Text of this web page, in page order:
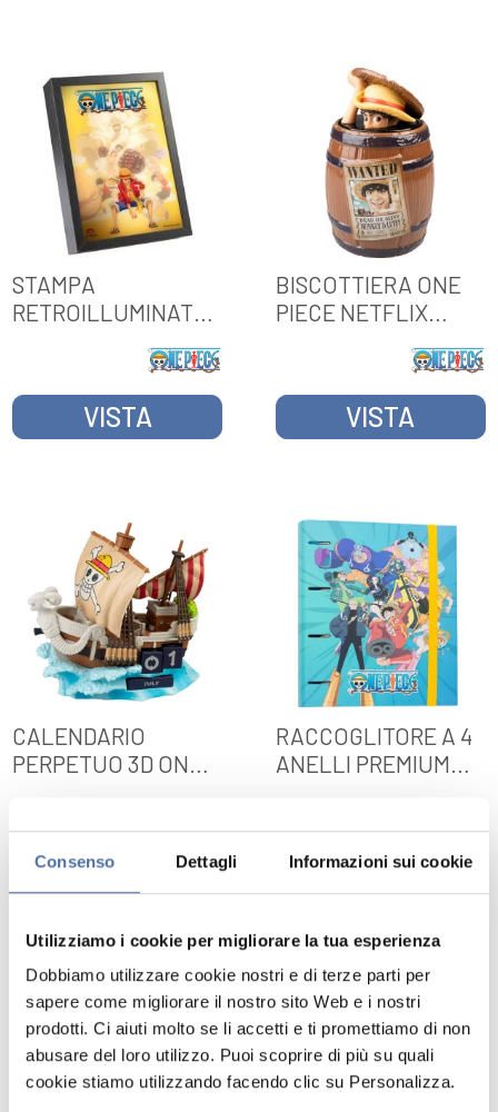
Consenso Dettagli Informazioni sui cookie
Utilizziamo i cookie per migliorare la tua esperienza
Dobbiamo utilizzare cookie nostri e di terze parti per
sapere come migliorare il nostro sito Web e i nostri
prodotti. Ci aiuti molto se li accetti e ti promettiamo di non
abusare del loro utilizzo. Puoi scoprire di più su quali
cookie stiamo utilizzando facendo clic su Personalizza.
STAMPA
RETROILLUMINATA
VISTA
BISCOTTIERA ONE
PIECE NETFLIX
VISTA
CALENDARIO
PERPETUO 3D ONE
VISTA
RACCOGLITORE A 4
ANELLI PREMIUM
VISTA